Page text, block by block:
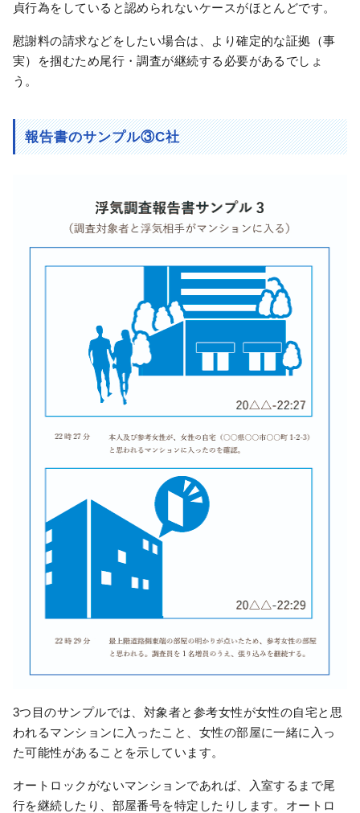
貞行為をしていると認められないケースがほとんどです。
慰謝料の請求などをしたい場合は、より確定的な証拠（事
実）を掴むため尾行・調査が継続する必要があるでしょ
う。
報告書のサンプル③C社
3つ目のサンプルでは、対象者と参考女性が女性の自宅と思
われるマンションに入ったこと、女性の部屋に一緒に入っ
た可能性があることを示しています。
オートロックがないマンションであれば、入室するまで尾
行を継続したり、部屋番号を特定したりします。オートロ